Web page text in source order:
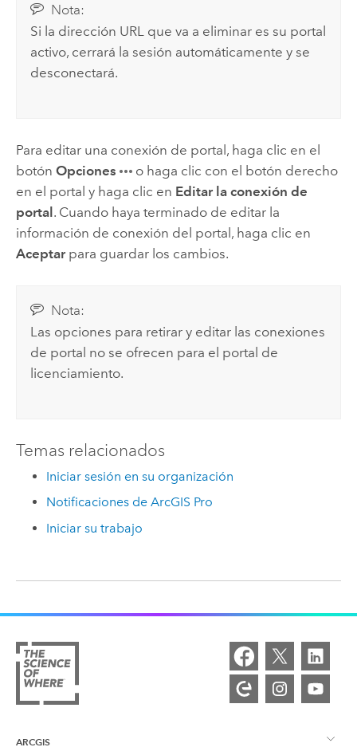
Nota:
Si la dirección URL que va a eliminar es su portal
activo, cerrará la sesión automáticamente y se
desconectará.
Para editar una conexión de portal, haga clic en el
botón Opciones
o haga clic con el botón derecho
en el portal y haga clic en Editar la conexión de
portal . Cuando haya terminado de editar la
información de conexión del portal, haga clic en
Aceptarpara guardar los cambios.
Nota:
Las opciones para retirar y editar las conexiones
de portal no se ofrecen para el portal de
licenciamiento.
Temas relacionados
Iniciar sesión en su organización
Notificaciones de ArcGIS Pro
Iniciar su trabajo
ARCGIS